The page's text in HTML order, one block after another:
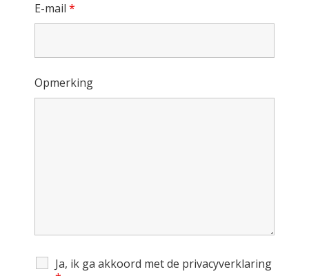
E-mail *
Opmerking
Ja, ik ga akkoord met de privacyverklaring